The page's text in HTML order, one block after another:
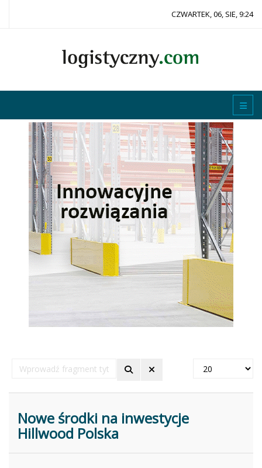
CZWARTEK, 06, SIE, 9:24
Wprowadź
fragment
Pokaż
Nowe środki na inwestycje
Hillwood Polska